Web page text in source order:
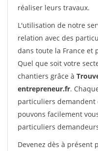
réaliser leurs travaux.
L'utilisation de notre
relation avec des
dans toute la France et
Quel que soit votre
chantiers grâce à
entrepreneur.fr.
particuliers demandent
pouvons facilement
particuliers
Devenez dès à présent